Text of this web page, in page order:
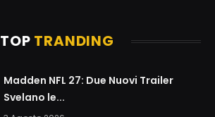
TOP TRANDING
Madden NFL 27: Due Nuovi Trailer
Svelano le...